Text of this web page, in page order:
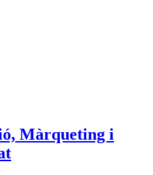
Màrqueting i